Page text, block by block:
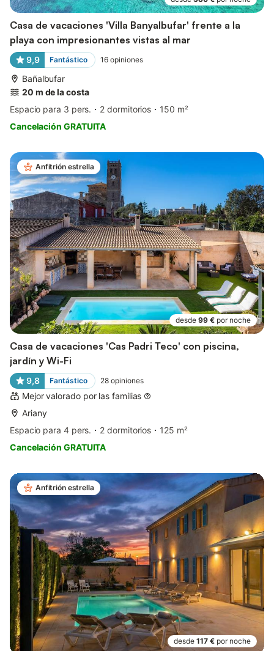
Casa de vacaciones 'Villa Banyalbufar' frente a la
playa con impresionantes vistas al mar
9,9 Fantástico 16 opiniones
Bañalbufar
20 m de la costa
Espacio para 3 pers.
2 dormitorios
150 m²
Cancelación GRATUITA
Anfitrión estrella
desde 99 € por noche
Casa de vacaciones 'Cas Padri Teco' con piscina,
jardín y Wi-Fi
9,8 Fantástico 28 opiniones
Mejor valorado por las familias
Ariany
Espacio para 4 pers.
2 dormitorios
125 m²
Cancelación GRATUITA
Anfitrión estrella
desde 117 € por noche